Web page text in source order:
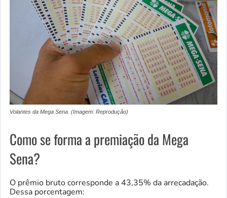
Volantes da Mega Sena. (Imagem: Reprodução)
Como se forma a premiação da Mega
Sena?
O prêmio bruto corresponde a 43,35% da arrecadação.
Dessa porcentagem: